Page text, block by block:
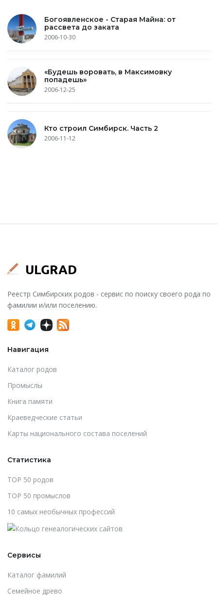
Богоявленское - Старая Майна: от
рассвета до заката
2006-10-30
«Будешь воровать, в Максимовку
попадешь»
2006-12-25
Кто строил Симбирск. Часть 2
2006-11-12
Реестр Симбирских родов - сервис по поиску своего рода по
фамилии и/или поселению.
Навигация
Каталог родов
Промыслы
Книга памяти
Краеведческие статьи
Карты национального состава поселений
Статистика
TOP 50 родов
TOP 50 промыслов
10 самых необычных профессий
Сервисы
Каталог фамилий
Cемейное древо